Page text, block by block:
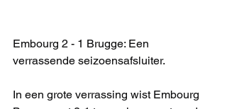
Embourg 2 - 1 Brugge: Een
verrassende seizoensafsluiter.
In een grote verrassing wist Embourg